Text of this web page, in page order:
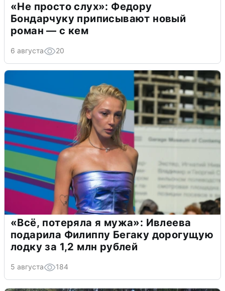
«Не просто слух»: Федору
Бондарчуку приписывают новый
роман — с кем
6 августа 20
«Всё, потеряла я мужа»: Ивлеева
подарила Филиппу Бегаку дорогущую
лодку за 1,2 млн рублей
5 августа 184